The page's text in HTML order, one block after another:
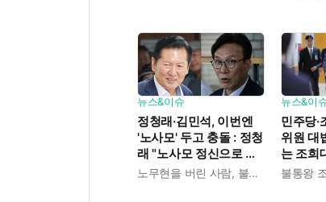
뉴스&이슈
정청래·김민석, 이번엔
'노사모' 두고 충돌 : 정청
래 "노사모 정신으로 승
리" vs 김민석 측 "어색노무현을 버린 사람, 불편하겠지
뉴스&이
민주당·
위원 대
는 조희
재판 약
불통왕